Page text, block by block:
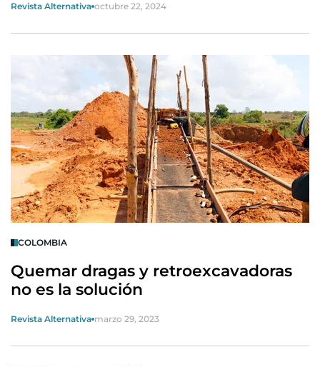
Revista Alternativa octubre 22, 2024
COLOMBIA
Quemar dragas y retroexcavadoras
no es la solución
Revista Alternativa marzo 29, 2023